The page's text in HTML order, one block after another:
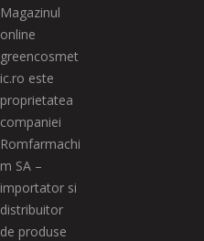
Magazinul
online
greencosmet
ic.ro este
proprietatea
companiei
Romfarmachi
m SA –
importator si
distribuitor
de produse